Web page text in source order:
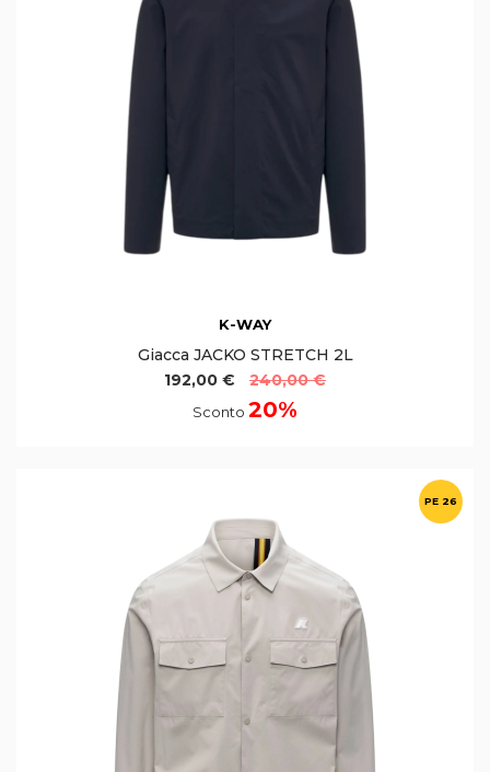
K-WAY
Giacca JACKO STRETCH 2L
192,00 €
240,00 €
Sconto 20%
PE 26